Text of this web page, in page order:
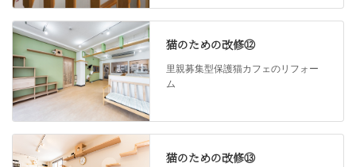
猫のための改修⑫
里親募集型保護猫カフェのリフォー
ム
猫のための改修⑬